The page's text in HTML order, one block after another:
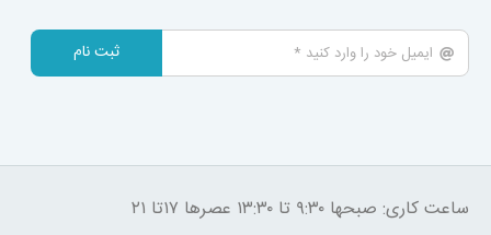
ثبت نام
ساعت کاری: صبحها ۹:۳۰ تا ۱۳:۳۰ عصرها ۱۷تا ۲۱